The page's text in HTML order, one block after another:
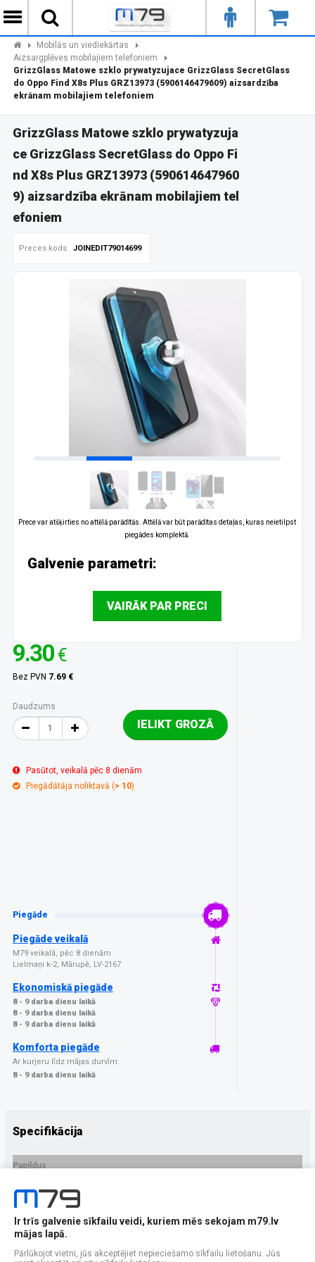
Mobilās un viediekārtas
Aizsargplēves mobilajiem telefoniem
GrizzGlass Matowe szklo prywatyzujace GrizzGlass SecretGlass
do Oppo Find X8s Plus GRZ13973 (5906146479609) aizsardzība
ekrānam mobilajiem telefoniem
GrizzGlass Matowe szklo prywatyzuja
ce GrizzGlass SecretGlass do Oppo Fi
nd X8s Plus GRZ13973 (590614647960
9) aizsardzība ekrānam mobilajiem tel
efoniem
Preces kods: JOINEDIT79014699
Prece var atšķirties no attēlā parādītās. Attēlā var būt parādītas detaļas, kuras neietilpst
piegādes komplektā.
Galvenie parametri:
VAIRĀK PAR PRECI
9.30 €
Bez PVN 7.69 €
Daudzums
IELIKT GROZĀ
Pasūtot, veikalā pēc 8 dienām
Piegādātāja noliktavā (> 10)
Piegāde
Piegāde veikalā
M79 veikalā, pēc 8 dienām
Lielmaņi k-2, Mārupē, LV-2167
Ekonomiskā piegāde
8 - 9 darba dienu laikā
8 - 9 darba dienu laikā
8 - 9 darba dienu laikā
Komforta piegāde
Ar kurjeru līdz mājas durvīm:
8 - 9 darba dienu laikā
Specifikācija
Papildus
Ražotājs
PRECES APRAKSTS
EAN - 5906146479609
Ir trīs galvenie sīkfailu veidi, kuriem mēs sekojam m79.lv
mājas lapā.
Pārlūkojot vietni, jūs akceptējiet nepieciešamo sīkfailu lietošanu. Jūs